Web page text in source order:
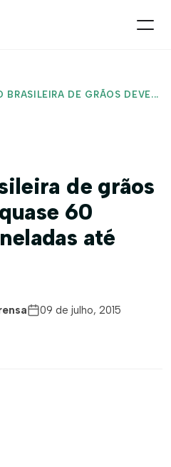
BRASILEIRA DE GRÃOS DEVE...
de grãos
60
até
09 de julho, 2015